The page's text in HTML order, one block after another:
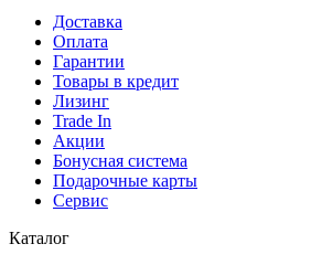
Доставка
Оплата
Гарантии
Товары в кредит
Лизинг
Trade In
Акции
Бонусная система
Подарочные карты
Сервис
Каталог